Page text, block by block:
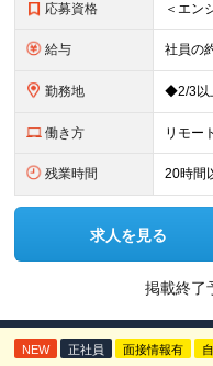
応募資格
給与
勤務地
働き方 リモー
残業時間 20時間
求人を見る
掲載終了
NEW 正社員 面接情報有